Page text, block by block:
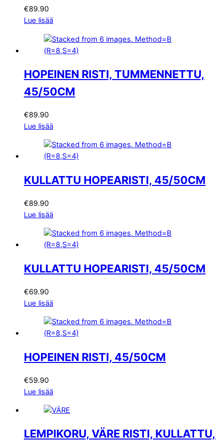
€89.90
Lue lisää
HOPEINEN RISTI, TUMMENNETTU,
45/50CM
€89.90
Lue lisää
KULLATTU HOPEARISTI, 45/50CM
€89.90
Lue lisää
KULLATTU HOPEARISTI, 45/50CM
€69.90
Lue lisää
HOPEINEN RISTI, 45/50CM
€59.90
Lue lisää
LEMPIKORU, VÄRE RISTI, KULLATTU,